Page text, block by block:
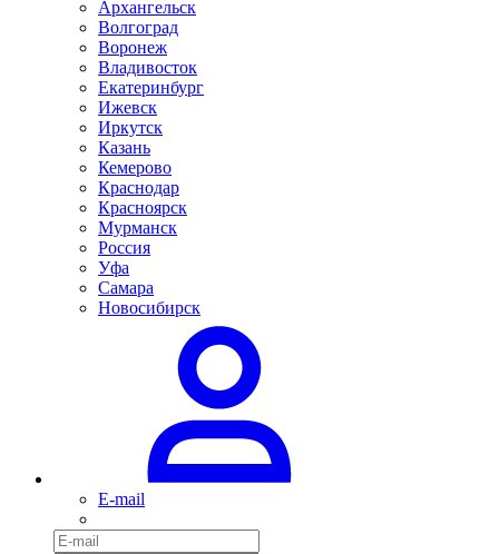
Архангельск
Волгоград
Воронеж
Владивосток
Екатеринбург
Ижевск
Иркутск
Казань
Кемерово
Краснодар
Красноярск
Мурманск
Россия
Уфа
Самара
Новосибирск
E-mail